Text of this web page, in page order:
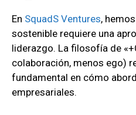
En SquadS Ventures,
sostenible requiere una
liderazgo. La filosofía de
colaboración, menos ego)
fundamental en cómo
empresariales.